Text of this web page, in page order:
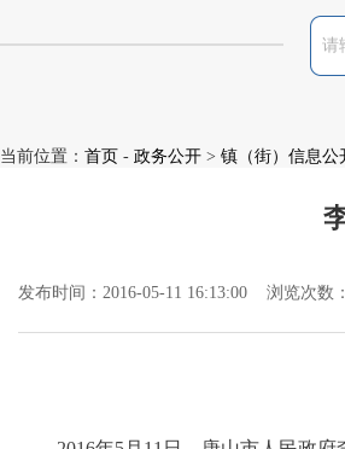
当前位置： 首页 - 政务公开 > 镇（街）信息公
发布时间：2016-05-11 16:13:00 浏览次数